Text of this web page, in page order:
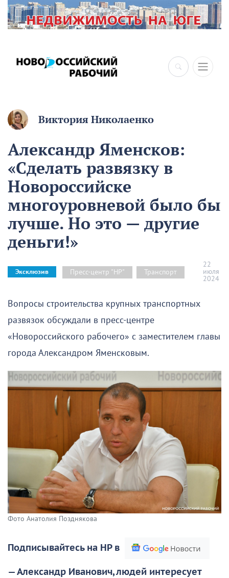
Виктория Николаенко
Александр Яменсков:
«Сделать развязку в
Новороссийске
многоуровневой было бы
лучше. Но это — другие
деньги!»
Эксклюзив Пресс-центр "НР" Транспорт
22
июля
2024
Вопросы строительства крупных транспортных
развязок обсуждали в пресс-центре
«Новороссийского рабочего» с заместителем главы
города Александром Яменсковым.
Фото Анатолия Позднякова
Подписывайтесь на НР в
— Александр Иванович, людей интересует